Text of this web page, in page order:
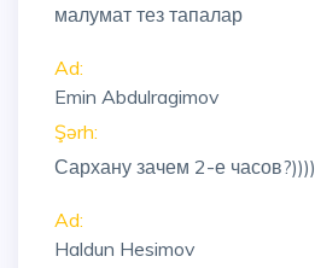
малумат тез тапалар
Ad:
Emin Abdulragimov
Şərh:
Сархану зачем 2-е часов?))))
Ad:
Haldun Hesimov